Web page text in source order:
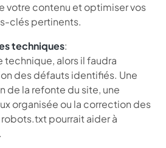
votre contenu et optimiser vos
clés pertinents.
techniques:
technique, alors il faudra
des défauts identifiés. Une
de la refonte du site, une
organisée ou la correction des
pourrait aider à